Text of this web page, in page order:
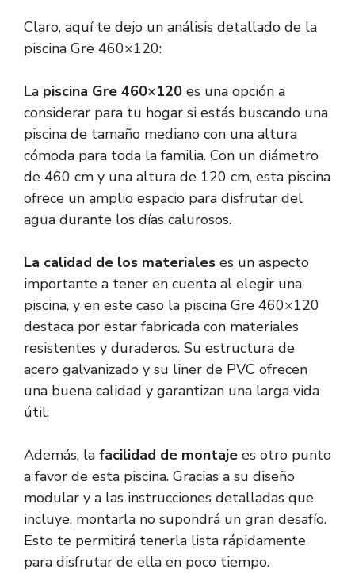
Claro, aquí te dejo un análisis detallado de la
piscina Gre 460×120:
La piscina Gre 460×120 es una opción a
considerar para tu hogar si estás buscando una
piscina de tamaño mediano con una altura
cómoda para toda la familia. Con un diámetro
de 460 cm y una altura de 120 cm, esta piscina
ofrece un amplio espacio para disfrutar del
agua durante los días calurosos.
La calidad de los materiales es un aspecto
importante a tener en cuenta al elegir una
piscina, y en este caso la piscina Gre 460×120
destaca por estar fabricada con materiales
resistentes y duraderos. Su estructura de
acero galvanizado y su liner de PVC ofrecen
una buena calidad y garantizan una larga vida
útil.
Además, la facilidad de montaje es otro punto
a favor de esta piscina. Gracias a su diseño
modular y a las instrucciones detalladas que
incluye, montarla no supondrá un gran desafío.
Esto te permitirá tenerla lista rápidamente
para disfrutar de ella en poco tiempo.